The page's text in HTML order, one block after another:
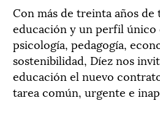
Con más de treinta años
educación y un perfil único
psicología, pedagogía,
sostenibilidad, Díez nos
educación el nuevo
tarea común, urgente e